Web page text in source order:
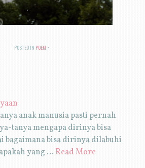
POSTED IN POEM
anak manusia pasti pernah
tanya mengapa dirinya bisa
bagaimana bisa dirinya dilabuhi
yang … Read More